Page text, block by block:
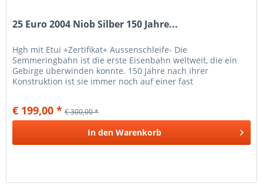
25 Euro 2004 Niob Silber 150 Jahre...
Hgh mit Etui +Zertifikat+ Aussenschleife- Die
Semmeringbahn ist die erste Eisenbahn weltweit, die ein
Gebirge überwinden konnte. 150 Jahre nach ihrer
Konstruktion ist sie immer noch auf einer fast
€ 199,00 * € 300,00 *
In den Warenkorb